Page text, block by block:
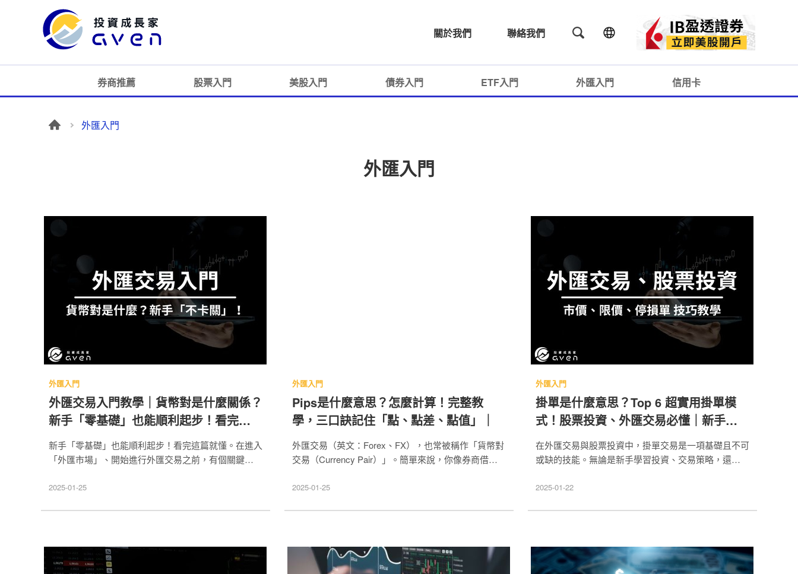
關於我們 聯絡我們
券商推薦 股票入門 美股入門 債券入門 ETF入門 外匯入門 信用卡
外匯入門
外匯入門
外匯入門
外匯交易入門教學｜貨幣對是什麼關係？
新手「零基礎」也能順利起步！看完這篇
就懂
新手「零基礎」也能順利起步！看完這篇就懂。在進入
「外匯市場」、開始進行外匯交易之前，有個關鍵觀念
物』，而這個『物』就是『貨幣本身』。 目錄 貨幣對
2025-01-25
外匯入門
Pips是什麼意思？怎麼計算！完整教
學，三口訣記住「點、點差、點值」｜
外匯交易（英文：Forex、FX），也常被稱作「貨幣對
交易（Currency Pair）」。簡單來說，你像券商借入
種貨幣匯率相對價值的差額或利差。 例如 買進
2025-01-25
外匯入門
掛單是什麼意思？Top 6 超實用掛單模
式！股票投資、外匯交易必懂｜新手買賣
技巧教學
在外匯交易與股票投資中，掛單交易是一項基礎且不可
或缺的技能。無論是新手學習投資、交易策略，還是進
Order（市價單）、Limit Order（限價單） 和 Stop
2025-01-22